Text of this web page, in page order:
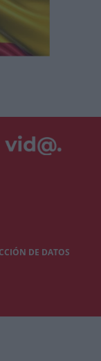
DE DATOS